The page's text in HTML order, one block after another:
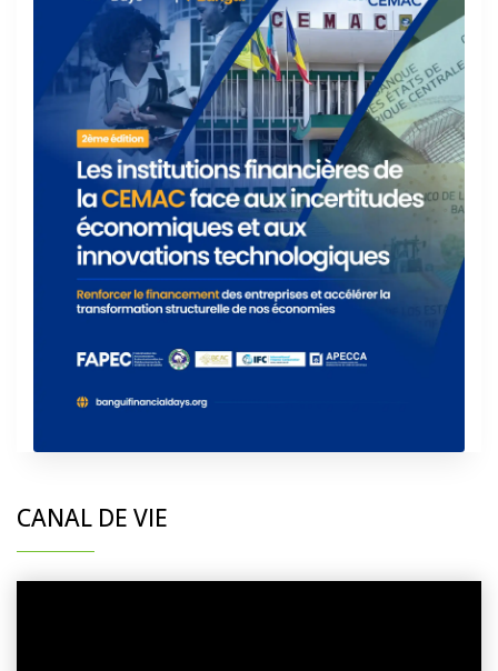
CANAL DE VIE